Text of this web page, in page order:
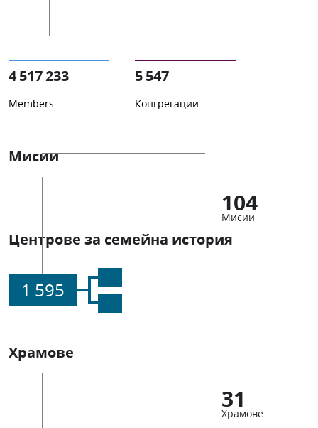
4 517 233
Members
5 547
Конгрегации
Мисии
104
Мисии
Центрове за семейна история
1 595
Храмове
31
Храмове